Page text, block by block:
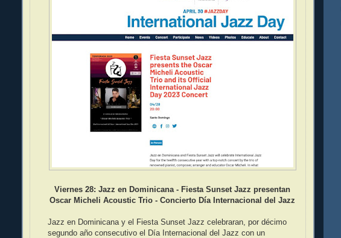
Viernes 28: Jazz en Dominicana - Fiesta Sunset Jazz presentan
Oscar Micheli Acoustic Trio - Concierto Día Internacional del Jazz
Jazz en Dominicana y el Fiesta Sunset Jazz celebraran, por décimo
segundo año consecutivo el Día Internacional del Jazz con un